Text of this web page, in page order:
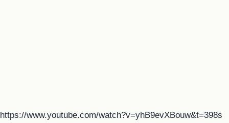
https://www.youtube.com/watch?v=yhB9evXBouw&t=398s